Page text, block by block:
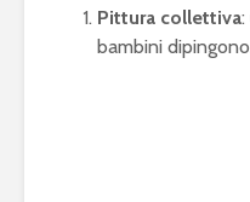
Pittura collettiva
bambini